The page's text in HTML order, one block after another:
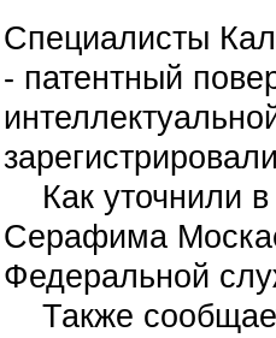
Специалисты
- патентный
Как уточнили в
Серафима
Федеральной
Также